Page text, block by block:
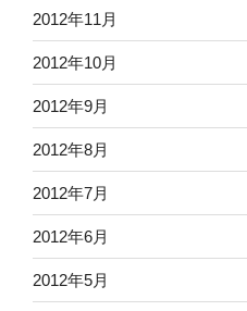
2012年11月
2012年10月
2012年9月
2012年8月
2012年7月
2012年6月
2012年5月